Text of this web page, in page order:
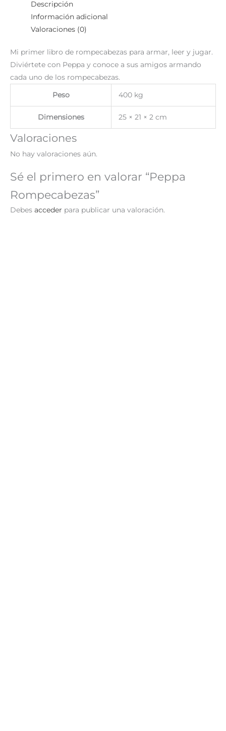
Descripción
Información adicional
Valoraciones (0)
Mi primer libro de rompecabezas para armar, leer y jugar.
Diviértete con Peppa y conoce a sus amigos armando
cada uno de los rompecabezas.
Peso 400 kg
Dimensiones 25 × 21 × 2 cm
Valoraciones
No hay valoraciones aún.
Sé el primero en valorar “Peppa
Rompecabezas”
Debes acceder para publicar una valoración.